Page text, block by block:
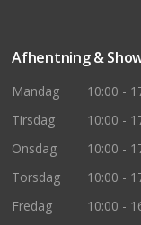
Afhentning &
Mandag
10:00 -
Tirsdag
10:00 -
Onsdag
10:00 -
Torsdag
10:00 -
Fredag
10:00 -